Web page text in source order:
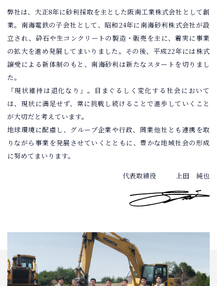
弊社は、大正8年に砂利採取を主とした阪南工業株式会社として創
業。南海電鉄の子会社として、昭和24年に南海砂利株式会社が設
立され、砕石や生コンクリートの製造・販売を主に、着実に事業
の拡大を進め発展してまいりました。その後、平成22年には株式
譲受による新体制のもと、南海砂利は新たなスタートを切りまし
た。
「現状維持は退化なり」。目まぐるしく変化する社会において
は、現状に満足せず、常に挑戦し続けることで進歩していくこと
が大切だと考えています。
地球環境に配慮し、グループ企業や行政、同業他社とも連携を取
りながら事業を発展させていくとともに、豊かな地域社会の形成
に努めてまいります。
代表取締役 上田 純也